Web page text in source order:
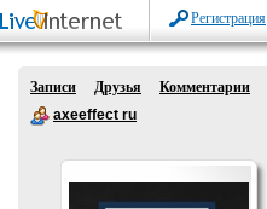
Регистрация
Записи Друзья
Комментарии
axeeffect ru